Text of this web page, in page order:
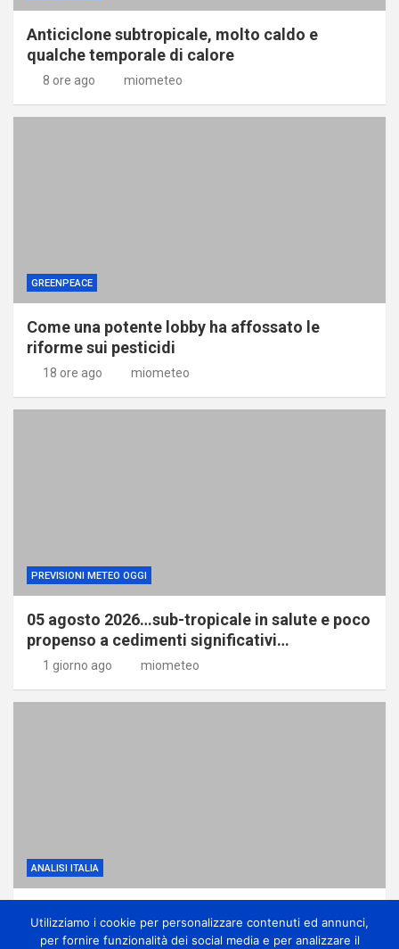
Anticiclone subtropicale, molto caldo e
qualche temporale di calore
8 ore ago miometeo
GREENPEACE
Come una potente lobby ha affossato le
riforme sui pesticidi
18 ore ago miometeo
PREVISIONI METEO OGGI
05 agosto 2026…sub-tropicale in salute e poco
propenso a cedimenti significativi…
1 giorno ago miometeo
ANALISI ITALIA
qualche temporale di calore
Utilizziamo i cookie per personalizzare contenuti ed annunci,
per fornire funzionalità dei social media e per analizzare il